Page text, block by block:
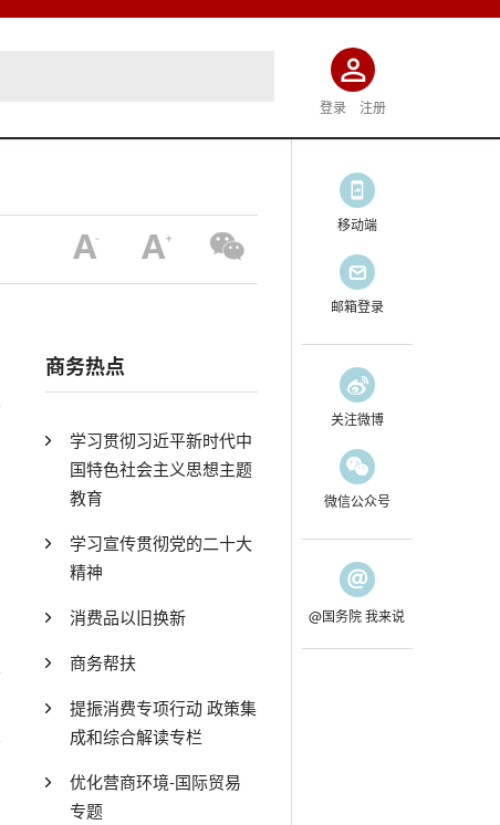
登录 注册
商务热点
学习贯彻习近平新时代中
国特色社会主义思想主题
教育
学习宣传贯彻党的二十大
精神
消费品以旧换新
商务帮扶
提振消费专项行动 政策集
成和综合解读专栏
优化营商环境-国际贸易
专题
移动端
邮箱登录
关注微博
微信公众号
@国务院 我来说